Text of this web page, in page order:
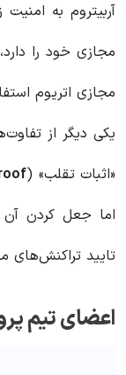
آربیتروم به
مجازی خود را
مجازی اتریوم
یکی دیگر از
«اثبات تقلب» (
اما جعل کردن آن
تایید تراکنش‌های
اعضای تیم